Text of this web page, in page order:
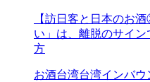
【訪日客と日本のお
い」は、離脱のサイン
方
お酒台湾台湾インバウ